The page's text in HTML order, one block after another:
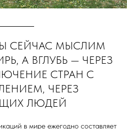
СЕЙЧАС МЫСЛИМ
А ВГЛУБЬ — ЧЕРЕЗ
СТРАН С
ЧЕРЕЗ
ЛЮДЕЙ
в мире ежегодно составляет